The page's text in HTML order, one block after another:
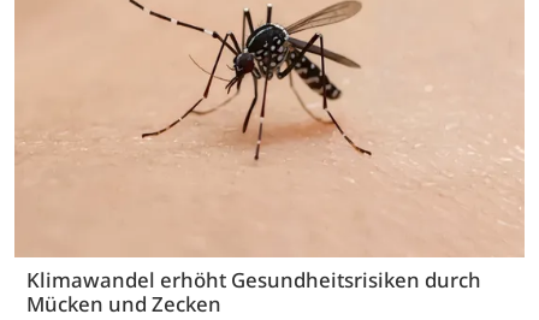
Klimawandel erhöht Gesundheitsrisiken durch
Mücken und Zecken